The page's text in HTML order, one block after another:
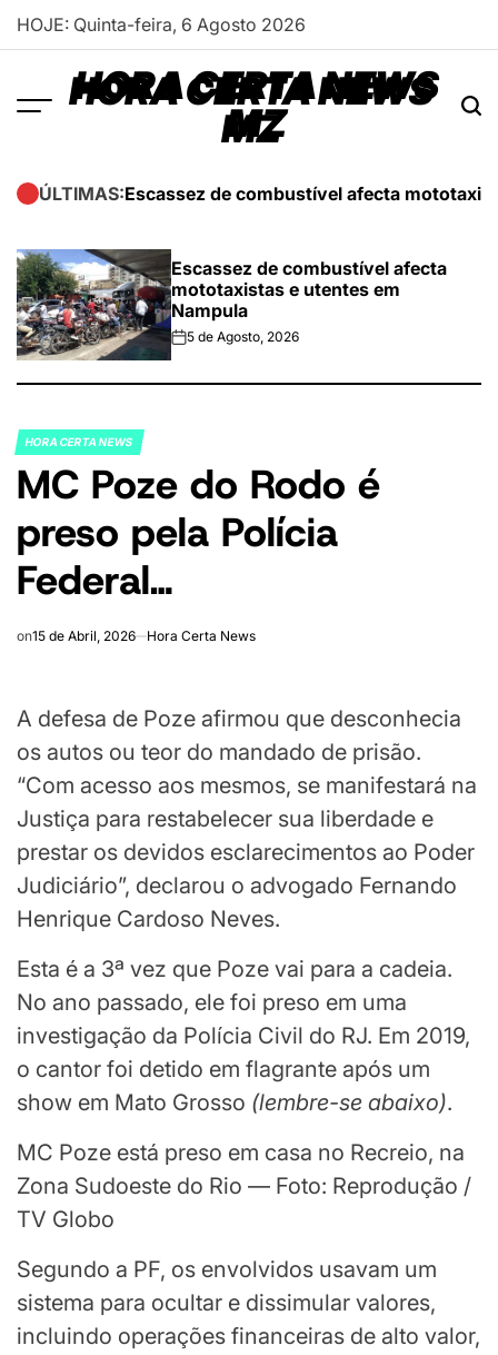
Skip
HOJE: Quinta-feira, 6 Agosto 2026
HORA CERTA NEWS
MZ
ÚLTIMAS:Escassez de combustível afecta
Escassez de combustível afecta
mototaxistas e utentes em
Nampula
on5 de Agosto, 2026
POSTED
IN
HORA CERTA NEWS
MC Poze do Rodo é
preso pela Polícia
Federal…
on15 de Abril, 2026 Hora Certa News
A defesa de Poze afirmou que desconhecia
os autos ou teor do mandado de prisão.
“Com acesso aos mesmos, se manifestará na
Justiça para restabelecer sua liberdade e
prestar os devidos esclarecimentos ao Poder
Judiciário”, declarou o advogado Fernando
Henrique Cardoso Neves.
Esta é a 3ª vez que Poze vai para a cadeia.
No ano passado, ele foi preso em uma
investigação da Polícia Civil do RJ. Em 2019,
o cantor foi detido em flagrante após um
show em Mato Grosso (lembre-se abaixo).
MC Poze está preso em casa no Recreio, na
Zona Sudoeste do Rio — Foto: Reprodução /
TV Globo
Segundo a PF, os envolvidos usavam um
sistema para ocultar e dissimular valores,
incluindo operações financeiras de alto valor,